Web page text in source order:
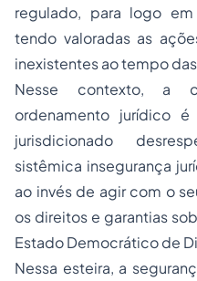
regulado, para logo
tendo valoradas as
inexistentes ao tempo
Nesse contexto, a
ordenamento jurídico
jurisdicionado
sistêmica insegurança
ao invés de agir com o
os direitos e garantias
Estado Democrático de
Nessa esteira, a